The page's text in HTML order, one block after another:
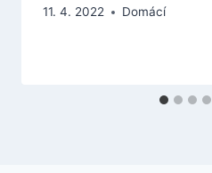
11. 4. 2022 Domácí